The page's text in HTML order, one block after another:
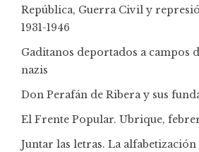
República, Guerra Civil y
1931-1946
Gaditanos deportados a campos
nazis
Don Perafán de Ribera y sus
El Frente Popular. Ubrique,
Juntar las letras. La